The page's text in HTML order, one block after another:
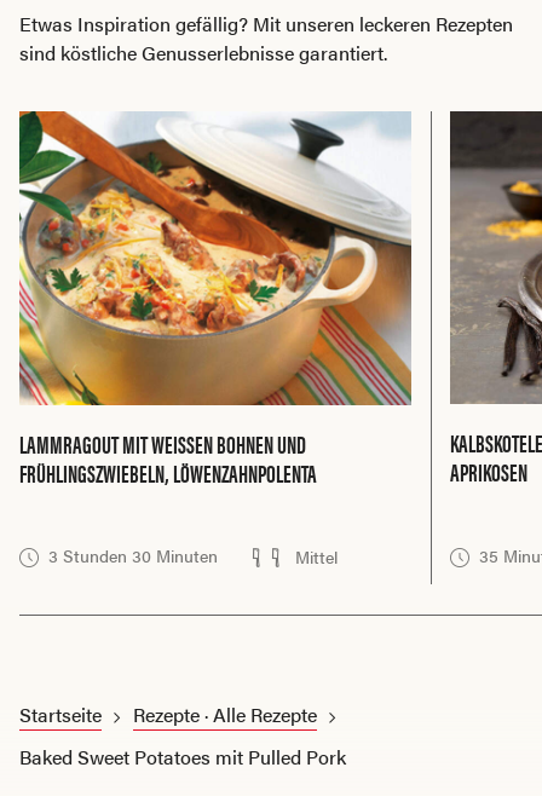
Etwas Inspiration gefällig? Mit unseren leckeren Rezepten
sind köstliche Genusserlebnisse garantiert.
LAMMRAGOUT MIT WEISSEN BOHNEN UND
FRÜHLINGSZWIEBELN, LÖWENZAHNPOLENTA
3 Stunden 30 Minuten Mittel
APRIKOSEN
35
Startseite
Rezepte · Alle Rezepte
Baked Sweet Potatoes mit Pulled Pork